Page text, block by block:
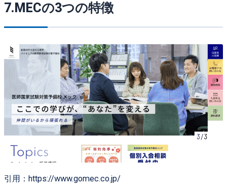
7.MECの3つの特徴
引用：https://www.gomec.co.jp/